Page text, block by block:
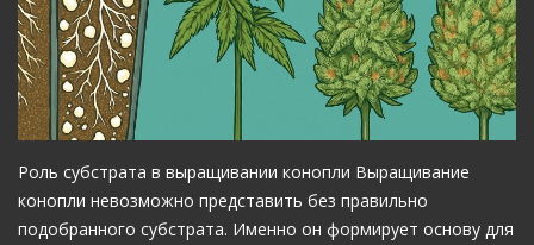
Роль субстрата в выращивании конопли Выращивание
конопли невозможно представить без правильно
подобранного субстрата. Именно он формирует основу для